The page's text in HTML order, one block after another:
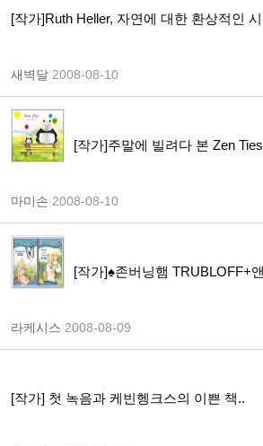
[작가]Ruth Heller, 자연에 대한 환상적인 시
새벽달 2008-08-10
[작가]주말에 빌려다 본 Zen Ties
마미손 2008-08-10
라케시스 2008-08-09
[작가] 첫 녹음과 케빈헹크스의 이쁜 책..